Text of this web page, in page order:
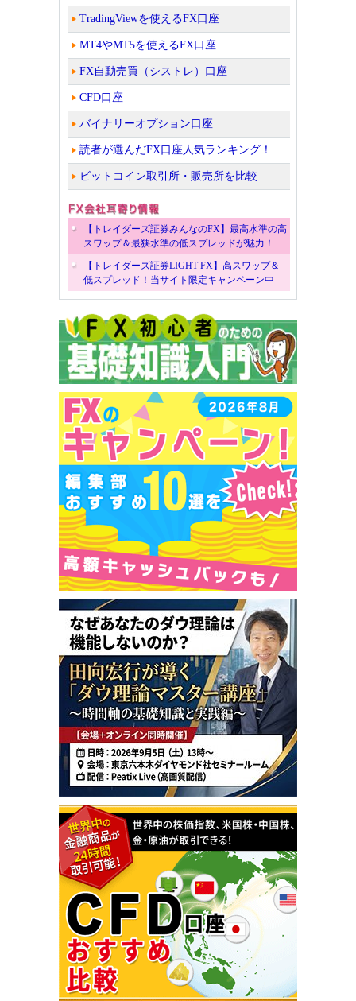
TradingViewを使えるFX口座
MT4やMT5を使えるFX口座
FX自動売買（シストレ）口座
CFD口座
バイナリーオプション口座
読者が選んだFX口座人気ランキング！
ビットコイン取引所・販売所を比較
【トレイダーズ証券みんなのFX】最高水準の高
スワップ＆最狭水準の低スプレッドが魅力！
【トレイダーズ証券LIGHT FX】高スワップ＆
低スプレッド！当サイト限定キャンペーン中